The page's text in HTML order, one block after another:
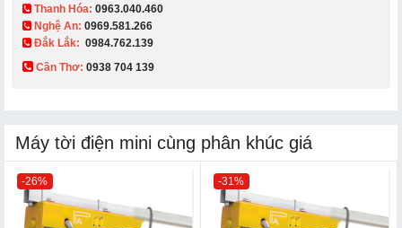
Thanh Hóa: 0963.040.460
Nghệ An: 0969.581.266
Đắk Lắk: 0984.762.139
Cần Thơ: 0938 704 139​
Máy tời điện mini cùng phân khúc giá
-26% -31%